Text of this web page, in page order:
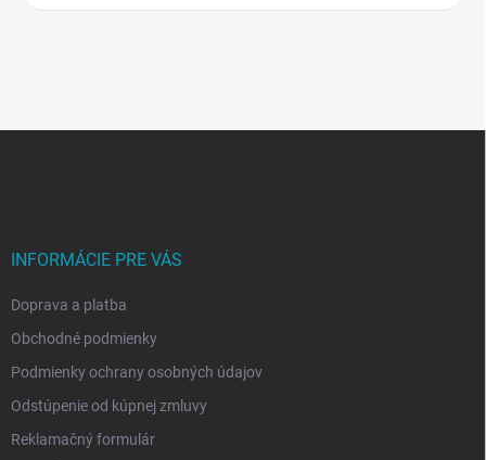
INFORMÁCIE PRE VÁS
Doprava a platba
Obchodné podmienky
Podmienky ochrany osobných údajov
Odstúpenie od kúpnej zmluvy
Reklamačný formulár